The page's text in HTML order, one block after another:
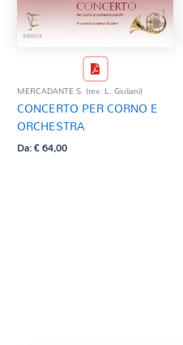
MERCADANTE S. (rev. L. Giuliani)
CONCERTO PER CORNO E
ORCHESTRA
Da:€64,00